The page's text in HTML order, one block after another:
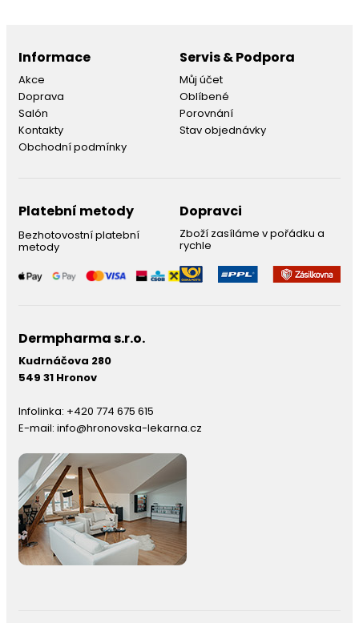
Informace
Akce
Doprava
Salón
Kontakty
Obchodní podmínky
Servis & Podpora
Můj účet
Oblíbené
Porovnání
Stav objednávky
Platební metody
Bezhotovostní platební
metody
Dopravci
Zboží zasíláme v pořádku a
rychle
Dermpharma s.r.o.
Kudrnáčova 280
549 31 Hronov
Infolinka: +420 774 675 615
E-mail: info@hronovska-lekarna.cz